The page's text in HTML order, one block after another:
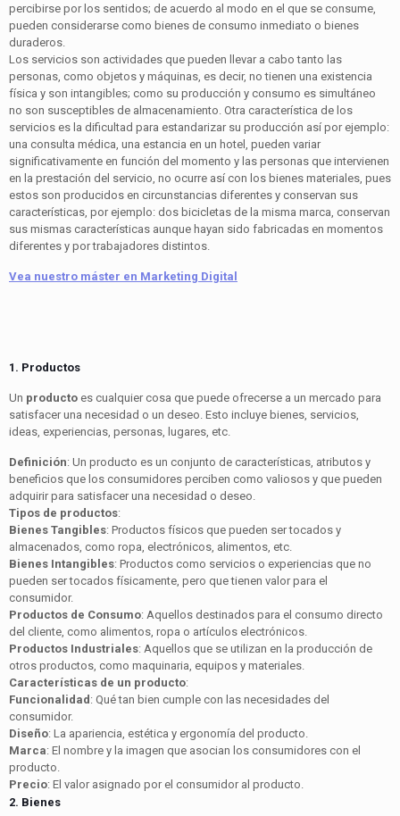
percibirse por los sentidos; de acuerdo al modo en el que se consume,
pueden considerarse como bienes de consumo inmediato o bienes
duraderos.
Los servicios son actividades que pueden llevar a cabo tanto las
personas, como objetos y máquinas, es decir, no tienen una existencia
física y son intangibles; como su producción y consumo es simultáneo
no son susceptibles de almacenamiento. Otra característica de los
servicios es la dificultad para estandarizar su producción así por ejemplo:
una consulta médica, una estancia en un hotel, pueden variar
significativamente en función del momento y las personas que intervienen
en la prestación del servicio, no ocurre así con los bienes materiales, pues
estos son producidos en circunstancias diferentes y conservan sus
características, por ejemplo: dos bicicletas de la misma marca, conservan
sus mismas características aunque hayan sido fabricadas en momentos
diferentes y por trabajadores distintos.
Vea nuestro máster en Marketing Digital
1. Productos
Un producto es cualquier cosa que puede ofrecerse a un mercado para
satisfacer una necesidad o un deseo. Esto incluye bienes, servicios,
ideas, experiencias, personas, lugares, etc.
Definición: Un producto es un conjunto de características, atributos y
beneficios que los consumidores perciben como valiosos y que pueden
adquirir para satisfacer una necesidad o deseo.
Tipos de productos:
Bienes Tangibles: Productos físicos que pueden ser tocados y
almacenados, como ropa, electrónicos, alimentos, etc.
Bienes Intangibles: Productos como servicios o experiencias que no
pueden ser tocados físicamente, pero que tienen valor para el
consumidor.
Productos de Consumo: Aquellos destinados para el consumo directo
del cliente, como alimentos, ropa o artículos electrónicos.
Productos Industriales: Aquellos que se utilizan en la producción de
otros productos, como maquinaria, equipos y materiales.
Características de un producto:
Funcionalidad: Qué tan bien cumple con las necesidades del
consumidor.
Diseño: La apariencia, estética y ergonomía del producto.
Marca: El nombre y la imagen que asocian los consumidores con el
producto.
Precio: El valor asignado por el consumidor al producto.
2. Bienes